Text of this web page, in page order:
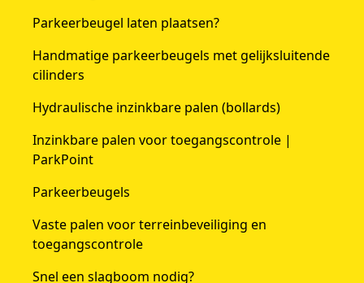
Parkeerbeugel laten plaatsen?
Handmatige parkeerbeugels met gelijksluitende
cilinders
Hydraulische inzinkbare palen (bollards)
Inzinkbare palen voor toegangscontrole |
ParkPoint
Parkeerbeugels
Vaste palen voor terreinbeveiliging en
toegangscontrole
Snel een slagboom nodig?